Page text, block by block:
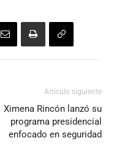
Artículo siguiente
Ximena Rincón lanzó su
programa presidencial
enfocado en seguridad